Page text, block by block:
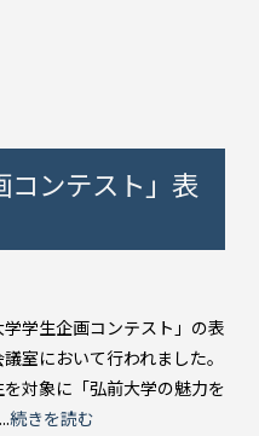
コンテスト」表
学生企画コンテスト」の表
室において行われました。
対象に「弘前大学の魅力を
続きを読む